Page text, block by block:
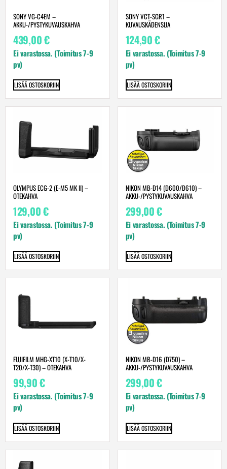
SONY VG-C4EM –
AKKU-/PYSTYKUVAUSKAHVA
439,00€
Ei varastossa. (Toimitus 7-9
pv)
LISÄÄ OSTOSKORIIN
SONY VCT-SGR1 –
KUVAUSKÄDENSIJA
124,90€
Ei varastossa. (Toimitus 7-9
pv)
LISÄÄ OSTOSKORIIN
OLYMPUS ECG-2 (E-M5 MK II) –
OTEKAHVA
129,00€
Ei varastossa. (Toimitus 7-9
pv)
LISÄÄ OSTOSKORIIN
NIKON MB-D14 (D600/D610) –
AKKU-/PYSTYKUVAUSKAHVA
299,00€
Ei varastossa. (Toimitus 7-9
pv)
LISÄÄ OSTOSKORIIN
FUJIFILM MHG-XT10 (X-T10/X-
T20/X-T30) – OTEKAHVA
99,90€
Ei varastossa. (Toimitus 7-9
pv)
LISÄÄ OSTOSKORIIN
NIKON MB-D16 (D750) –
AKKU-/PYSTYKUVAUSKAHVA
299,00€
Ei varastossa. (Toimitus 7-9
pv)
LISÄÄ OSTOSKORIIN